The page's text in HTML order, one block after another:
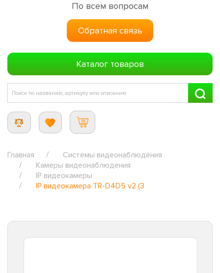
По всем вопросам
Обратная связь
Каталог товаров
Главная
Системы видеонаблюдения
Камеры видеонаблюдения
IP видеокамеры
IP видеокамера TR-D4D5 v2 (3